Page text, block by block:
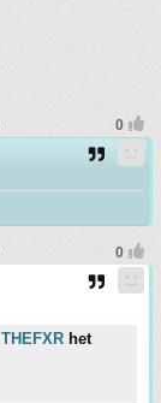
THEFXR het